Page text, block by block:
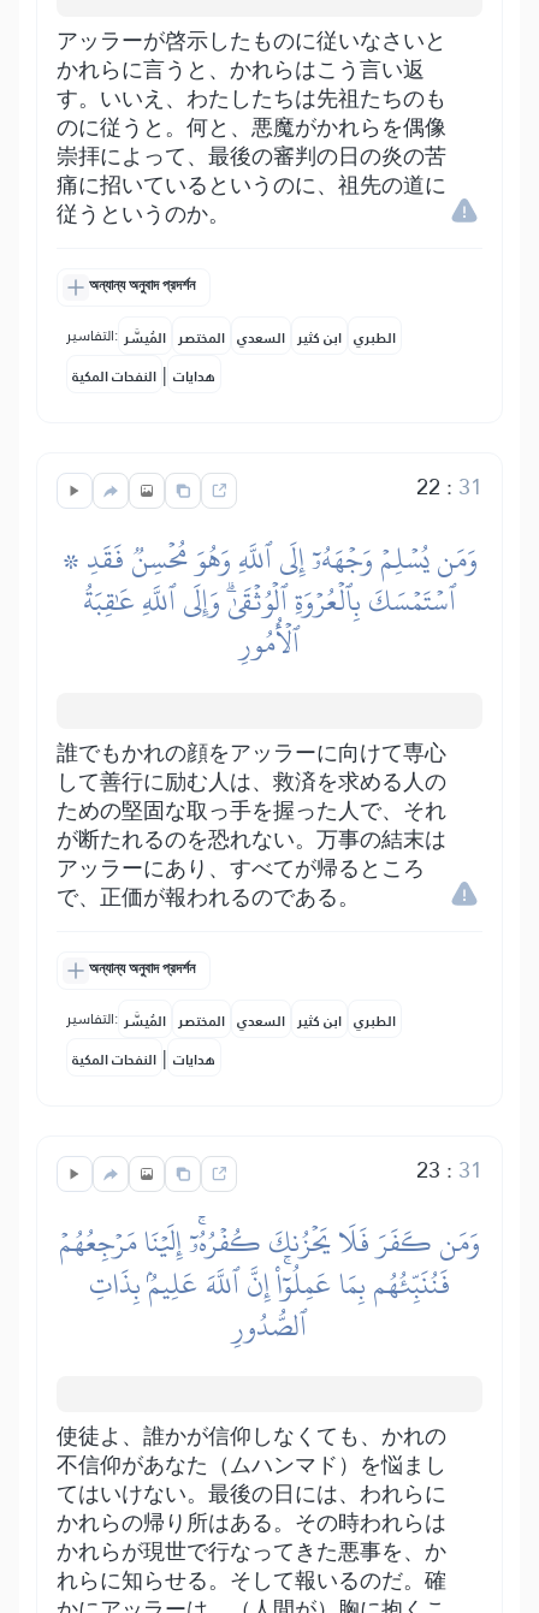
アッラーが啓示したものに従いなさいと
かれらに言うと、かれらはこう言い返
す。いいえ、わたしたちは先祖たちのも
のに従うと。何と、悪魔がかれらを偶像
崇拝によって、最後の審判の日の炎の苦
痛に招いているというのに、祖先の道に
従うというのか。
অন্যান্য অনুবাদ প্রদর্শন
التفاسير: المُيسَّر المختصر السعدي ابن كثير الطبري
النفحات المكية | هدايات
22 : 31
۞ وَمَن يُسۡلِمۡ وَجۡهَهُۥٓ إِلَى ٱللَّهِ وَهُوَ مُحۡسِنٞ فَقَدِ
ٱسۡتَمۡسَكَ بِٱلۡعُرۡوَةِ ٱلۡوُثۡقَىٰۗ وَإِلَى ٱللَّهِ عَٰقِبَةُ
ٱلۡأُمُورِ
誰でもかれの顔をアッラーに向けて専心
して善行に励む人は、救済を求める人の
ための堅固な取っ手を握った人で、それ
が断たれるのを恐れない。万事の結末は
アッラーにあり、すべてが帰るところ
で、正価が報われるのである。
অন্যান্য অনুবাদ প্রদর্শন
التفاسير: المُيسَّر المختصر السعدي ابن كثير الطبري
النفحات المكية | هدايات
23 : 31
وَمَن كَفَرَ فَلَا يَحۡزُنكَ كُفۡرُهُۥٓۚ إِلَيۡنَا مَرۡجِعُهُمۡ
فَنُنَبِّئُهُم بِمَا عَمِلُوٓاْۚ إِنَّ ٱللَّهَ عَلِيمُۢ بِذَاتِ
ٱلصُّدُورِ
使徒よ、誰かが信仰しなくても、かれの
不信仰があなた（ムハンマド）を悩まし
てはいけない。最後の日には、われらに
かれらの帰り所はある。その時われらは
かれらが現世で行なってきた悪事を、か
れらに知らせる。そして報いるのだ。確